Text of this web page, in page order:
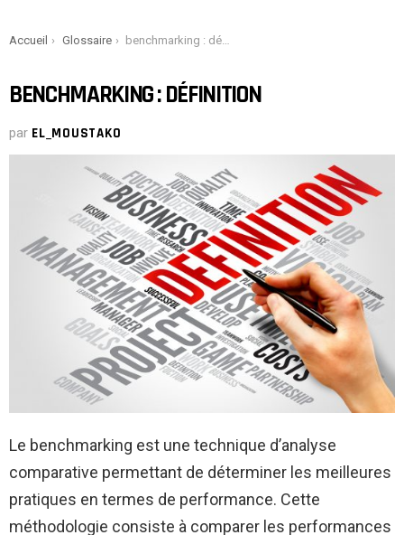
You are here:
Accueil Glossaire benchmarking : définition
BENCHMARKING : DÉFINITION
par EL_MOUSTAKO
Le benchmarking est une technique d’analyse
comparative permettant de déterminer les meilleures
pratiques en termes de performance. Cette
méthodologie consiste à comparer les performances